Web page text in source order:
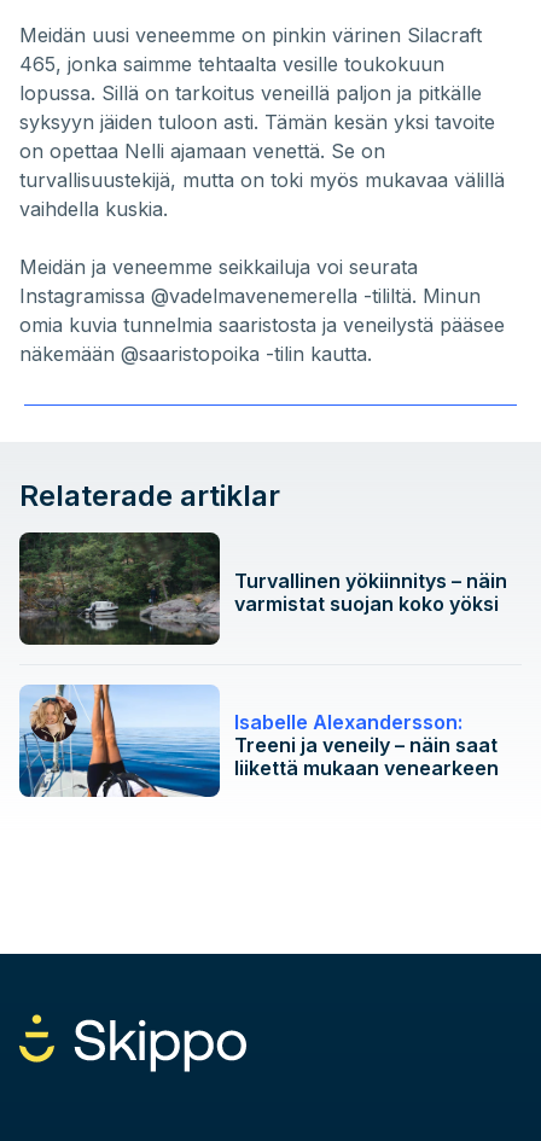
Meidän uusi veneemme on pinkin värinen Silacraft
465, jonka saimme tehtaalta vesille toukokuun
lopussa. Sillä on tarkoitus veneillä paljon ja pitkälle
syksyyn jäiden tuloon asti. Tämän kesän yksi tavoite
on opettaa Nelli ajamaan venettä. Se on
turvallisuustekijä, mutta on toki myös mukavaa välillä
vaihdella kuskia.
Meidän ja veneemme seikkailuja voi seurata
Instagramissa @vadelmavenemerella -tililtä. Minun
omia kuvia tunnelmia saaristosta ja veneilystä pääsee
näkemään @saaristopoika -tilin kautta.
Relaterade artiklar
Turvallinen yökiinnitys – näin
varmistat suojan koko yöksi
Isabelle Alexandersson:
Treeni ja veneily – näin saat
liikettä mukaan venearkeen